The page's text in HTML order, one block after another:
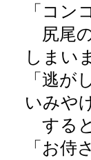
「コン
尻尾
しまい
「逃が
いみや
する
「お侍